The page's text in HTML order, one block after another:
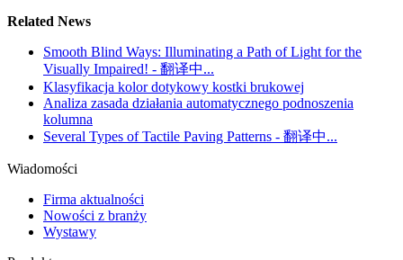
Related News
Smooth Blind Ways: Illuminating a Path of Light for the
Visually Impaired! - 翻译中...
Klasyfikacja kolor dotykowy kostki brukowej
Analiza zasada działania automatycznego podnoszenia
kolumna
Several Types of Tactile Paving Patterns - 翻译中...
Wiadomości
Firma aktualności
Nowości z branży
Wystawy